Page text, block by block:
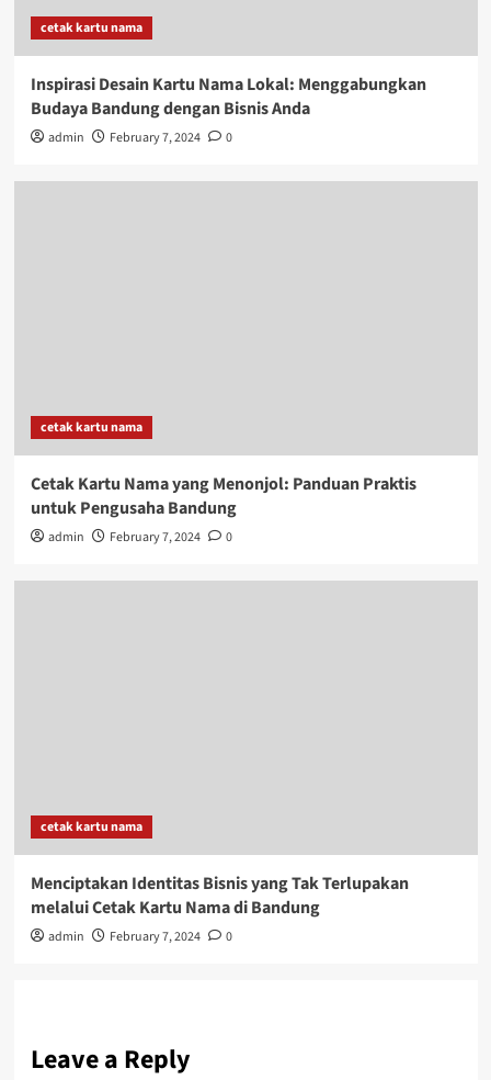
cetak kartu nama
Inspirasi Desain Kartu Nama Lokal: Menggabungkan
Budaya Bandung dengan Bisnis Anda
admin February 7, 2024 0
cetak kartu nama
Cetak Kartu Nama yang Menonjol: Panduan Praktis
untuk Pengusaha Bandung
admin February 7, 2024 0
cetak kartu nama
Menciptakan Identitas Bisnis yang Tak Terlupakan
melalui Cetak Kartu Nama di Bandung
admin February 7, 2024 0
Leave a Reply